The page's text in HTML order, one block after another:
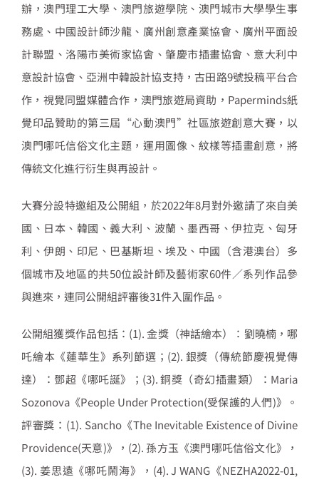
辦，澳門理工大學、澳門旅遊學院、澳門城市大學學生事
務處、中國設計師沙龍、廣州創意產業協會、廣州平面設
計聯盟、洛陽市美術家協會、肇慶市插畫協會、意大利中
意設計協會、亞洲中韓設計協支持，古田路9號投稿平台合
作，視覺同盟媒體合作，澳門旅遊局資助，Paperminds紙
覺印品贊助的第三屆“心動澳門”社區旅遊創意大賽，以
澳門哪吒信俗文化主題，運用圖像、紋樣等插畫創意，將
傳統文化進行衍生與再設計。
大賽分設特邀組及公開組，於2022年8月對外邀請了來自美
國、日本、韓國、義大利、波蘭、墨西哥、伊拉克、匈牙
利、伊朗、印尼、巴基斯坦、埃及、中國（含港澳台）多
個城市及地區的共50位設計師及藝術家60件／系列作品參
與進來，連同公開組評審後31件入圍作品。
公開組獲獎作品包括：(1). 金獎（神話繪本）：劉曉楠，哪
吒繪本《蓮華生》系列節選；(2). 銀獎（傳統節慶視覺傳
達）：鄧超《哪吒誕》；(3). 銅獎（奇幻插畫類）：Maria
Sozonova《People Under Protection(受保護的人們)》。
評審獎：(1). Sancho《The Inevitable Existence of Divine
Providence(天意)》，(2). 孫方玉《澳門哪吒信俗文化》，
(3). 姜思遠《哪吒鬧海》，(4). J WANG《NEZHA2022-01,